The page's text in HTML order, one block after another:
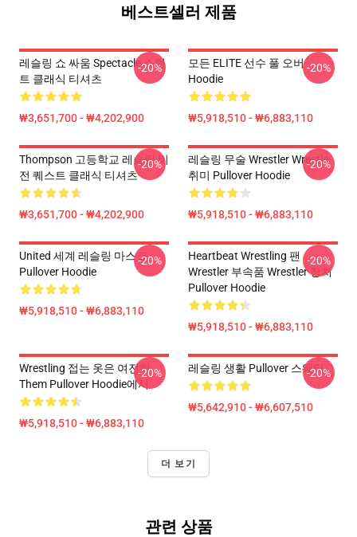
베스트셀러 제품
레슬링 쇼 싸움 Spectacle 스턴
트 클래식 티셔츠
₩3,651,700 - ₩4,202,900
-20%
모든 ELITE 선수 풀 오버
Hoodie
₩5,918,510 - ₩6,883,110
-20%
Thompson 고등학교 레슬링 비
전 퀘스트 클래식 티셔츠
₩3,651,700 - ₩4,202,900
-20%
레슬링 무술 Wrestler Wrestle
취미 Pullover Hoodie
₩5,918,510 - ₩6,883,110
-20%
United 세계 레슬링 마스크
Pullover Hoodie
₩5,918,510 - ₩6,883,110
-20%
Heartbeat Wrestling 팬
Wrestler 부속품 Wrestler 장치
Pullover Hoodie
₩5,918,510 - ₩6,883,110
-20%
Wrestling 접는 옷은 여전히
Them Pullover Hoodie에서
₩5,918,510 - ₩6,883,110
-20% 레슬링 생활 Pullover 스웨터
₩5,642,910 - ₩6,607,510
-20%
더 보기
관련 상품